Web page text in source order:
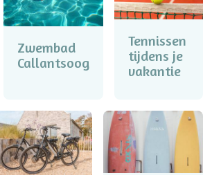
Zwembad
Callantsoog
Tennissen
tijdens je
vakantie